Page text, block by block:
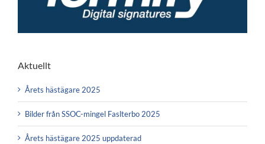
Aktuellt
Årets hästägare 2025
Bilder från SSOC-mingel Faslterbo 2025
Årets hästägare 2025 uppdaterad